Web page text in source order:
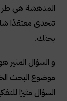
المدهشة هي
تتحدى معتقدًا
بحثك.
و السؤال المثير
موضوع البحث
السؤال مثيرًا